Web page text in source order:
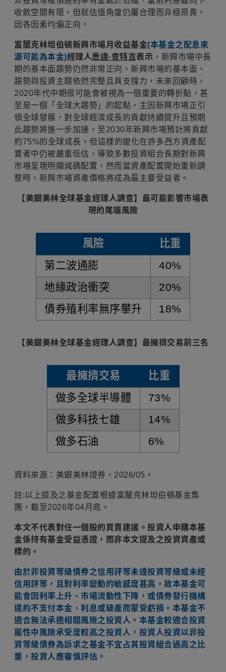
收斂空間有限，但就估值角度仍屬合理而非極昂貴，
因各因素均偏正向。
富蘭克林坦伯頓新興市場月收益基金(本基金之配息來
源可能為本金)經理人悉達·查特吉表示 ，新興市場中長
期的基本面趨勢仍然非常正向，新興市場的基本面、
趨勢與投資主題依然完整且具支撐力，未來回顧時，
2020年代中期很可能會被視為一個重要的轉折點，甚
至是一個「全球大趨勢」的起點，主因新興市場正引
領全球發展，對全球經濟成長的貢獻持續提升且預期
此趨勢將進一步加速，至2030年新興市場預計將貢獻
約75%的全球成長，但這樣的變化在許多西方資產配
置者中仍被嚴重低估，導致多數投資組合長期對新興
市場呈現明顯減碼配置，然而當資產配置開始重新調
整時，新興市場資產價格將成為最主要受益者。
【美銀美林全球基金經理人調查】最可能影響市場表
現的尾端風險
資料表格
風險
比重
第二波通膨
40%
地緣政治衝突
20%
債券殖利率無序攀升
18%
【美銀美林全球基金經理人調查】最擁擠交易前三名
資料表格
最擁擠交易
比重
做多全球半導體
73%
做多科技七雄
14%
做多石油
6%
資料來源：美銀美林證券，2026/05。
註:以上提及之基金配置根據富蘭克林坦伯頓基金集
團，截至2026年04月底。
本文不代表對任一個股的買賣建議。投資人申購本基
金係持有基金受益憑證，而非本文提及之投資資產或
標的。
由於非投資等級債券之信用評等未達投資等級或未經
信用評等，且對利率變動的敏感度甚高，故本基金可
能會因利率上升、市場流動性下降，或債券發行機構
違約不支付本金、利息或破產而蒙受虧損。本基金不
適合無法承擔相關風險之投資人。本基金較適合投資
屬性中風險承受度較高之投資人，投資人投資以非投
資等級債券為訴求之基金不宜占其投資組合過高之比
重，投資人應審慎評估。